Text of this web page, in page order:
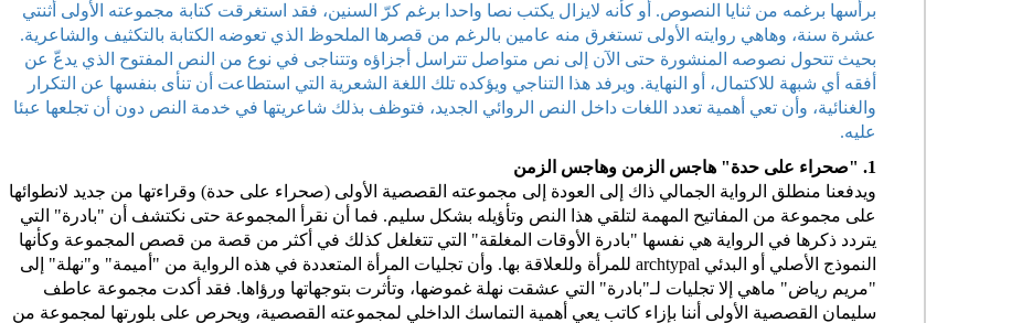
برأسها برغمه من ثنايا النصوص. أو كأنه لايزال يكتب نصا واحدا برغم كرّ السنين، فقد استغرقت كتابة مجموعته الأولى أثنتي
عشرة سنة، وهاهي روايته الأولى تستغرق منه عامين بالرغم من قصرها الملحوظ الذي تعوضه الكتابة بالتكثيف والشاعرية.
بحيث تتحول نصوصه المنشورة حتى الآن إلى نص متواصل تتراسل أجزاؤه وتتناجى في نوع من النص المفتوح الذي يدعّ عن
أفقه أي شبهة للاكتمال، أو النهاية. ويرفد هذا التناجي ويؤكده تلك اللغة الشعرية التي استطاعت أن تنأى بنفسها عن التكرار
والغنائية، وأن تعي أهمية تعدد اللغات داخل النص الروائي الجديد، فتوظف بذلك شاعريتها في خدمة النص دون أن تجلعها عبئا
عليه.
1. "صحراء على حدة" هاجس الزمن وهاجس الزمن
ويدفعنا منطلق الرواية الجمالي ذاك إلى العودة إلى مجموعته القصصية الأولى (صحراء على حدة) وقراءتها من جديد لانطوائها
على مجموعة من المفاتيح المهمة لتلقي هذا النص وتأؤيله بشكل سليم. فما أن نقرأ المجموعة حتى نكتشف أن "بادرة" التي
يتردد ذكرها في الرواية هي نفسها "بادرة الأوقات المغلقة" التي تتغلغل كذلك في أكثر من قصة من قصص المجموعة وكأنها
النموذج الأصلي أو البدئي archtypal للمرأة وللعلاقة بها. وأن تجليات المرأة المتعددة في هذه الرواية من "أميمة" و"نهلة" إلى
"مريم رياض" ماهي إلا تجليات لـ"بادرة" التي عشقت نهلة غموضها، وتأثرت بتوجهاتها ورؤاها. فقد أكدت مجموعة عاطف
سليمان القصصية الأولى أننا بإزاء كاتب يعي أهمية التماسك الداخلي لمجموعته القصصية، ويحرص على بلورتها لمجموعة من